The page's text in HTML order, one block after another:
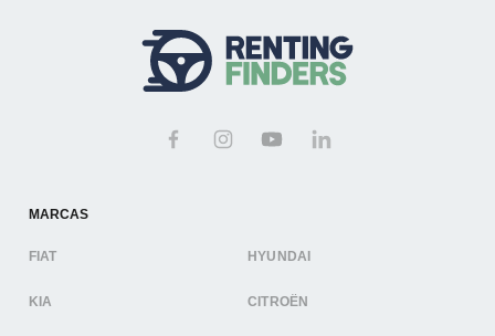
MARCAS
FIAT HYUNDAI
KIA CITROËN